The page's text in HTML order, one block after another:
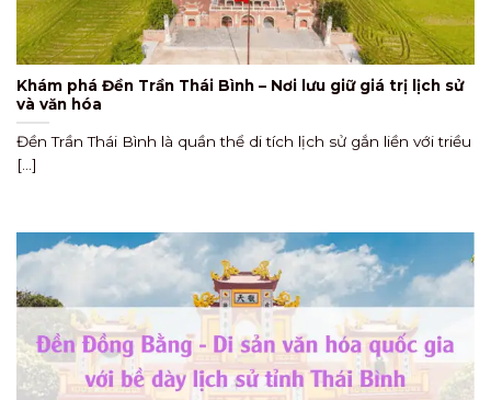
Khám phá Đền Trần Thái Bình – Nơi lưu giữ giá trị lịch sử
và văn hóa
Đền Trần Thái Bình là quần thể di tích lịch sử gắn liền với triều
[...]